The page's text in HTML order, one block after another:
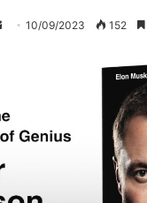
Send10/09/2023 152